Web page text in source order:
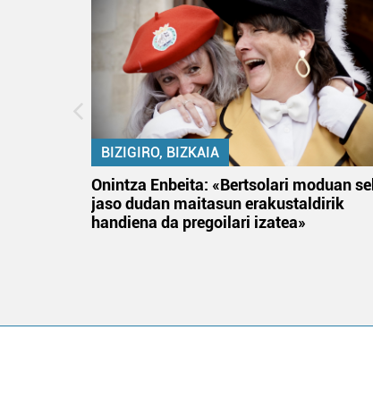
BIZIGIRO, BIZKAIA
Onintza Enbeita: «Bertsolari moduan
jaso dudan maitasun erakustaldirik
handiena da pregoilari izatea»